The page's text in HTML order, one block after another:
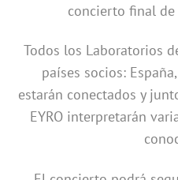
concierto final
Todos los Laboratorios
países socios:
estarán conectados y
EYRO interpretarán